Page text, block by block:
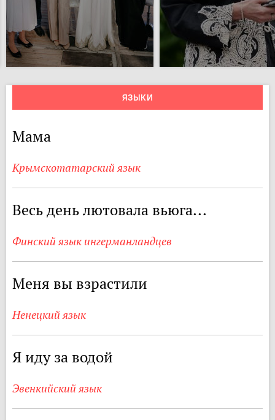
ЯЗЫКИ
Мама
Крымскотатарский язык
Весь день лютовала вьюга...
Финский язык ингерманландцев
Меня вы взрастили
Ненецкий язык
Я иду за водой
Эвенкийский язык